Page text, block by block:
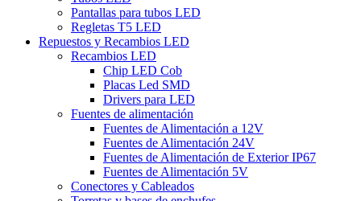
Pantallas para tubos LED
Regletas T5 LED
Repuestos y Recambios LED
Recambios LED
Chip LED Cob
Placas Led SMD
Drivers para LED
Fuentes de alimentación
Fuentes de Alimentación a 12V
Fuentes de Alimentación 24V
Fuentes de Alimentación de Exterior IP67
Fuentes de Alimentación 5V
Conectores y Cableados